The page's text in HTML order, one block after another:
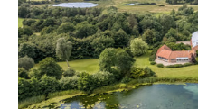
Bjergby,
7830
Vinderup